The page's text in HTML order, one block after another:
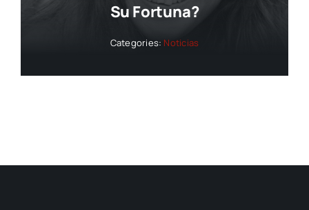
Su Fortuna?
Categories: Noticias